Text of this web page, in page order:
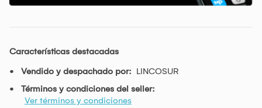
Características destacadas
Vendido y despachado por: LINCOSUR
Términos y condiciones del seller:
Ver términos y condiciones